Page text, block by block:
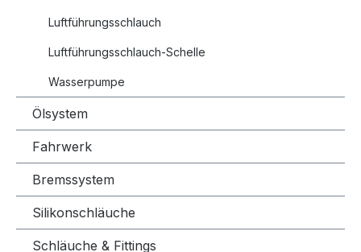
Luftführungsschlauch
Luftführungsschlauch-Schelle
Wasserpumpe
Ölsystem
Fahrwerk
Bremssystem
Silikonschläuche
Schläuche & Fittings